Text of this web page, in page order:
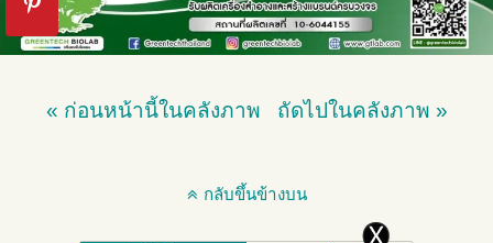
« ก่อนหน้านี้ในคลังภาพ ถัดไปในคลังภาพ »
กลับขึ้นข้างบน